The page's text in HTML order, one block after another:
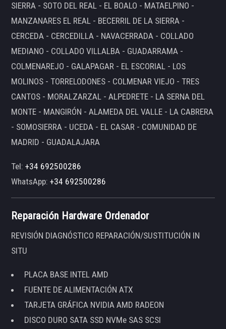
SIERRA - SOTO DEL REAL - EL BOALO - MATAELPINO -
MANZANARES EL REAL - BECERRIL DE LA SIERRA -
CERCEDA - CERCEDILLA - NAVACERRADA - COLLADO
MEDIANO - COLLADO VILLALBA - GUADARRAMA -
COLMENAREJO - GALAPAGAR - EL ESCORIAL - LOS
MOLINOS - TORRELODONES - COLMENAR VIEJO - TRES
CANTOS - MORALZARZAL - ALPEDRETE - LA SERNA DEL
MONTE - MANGIRÓN - ALAMEDA DEL VALLE - LA CABRERA
- SOMOSIERRA - UCEDA - EL CASAR - COMUNIDAD DE
MADRID - GUADALAJARA
Tel:+34 692500286
WhatsApp:+34 692500286
Reparación Hardware Ordenador
REVISIÓN DIAGNÓSTICO REPARACIÓN/SUSTITUCIÓN IN
SITU
PLACA BASE INTEL AMD
FUENTE DE ALIMENTACIÓN ATX
TARJETA GRÁFICA NVIDIA AMD RADEON
DISCO DURO SATA SSD NVMe SAS SCSI